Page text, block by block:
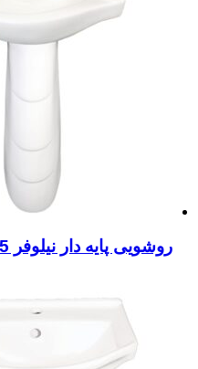
روشویی پایه دار نیلوفر 55